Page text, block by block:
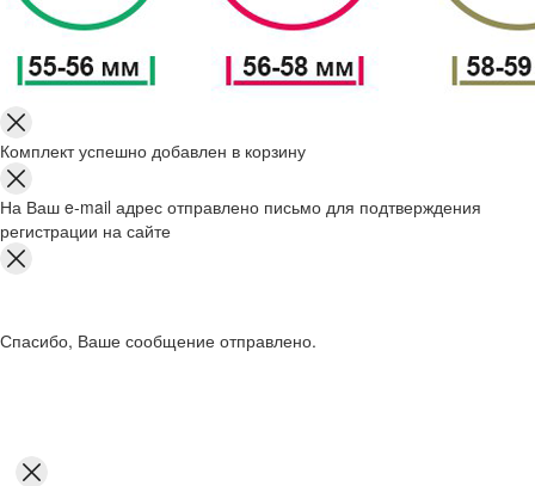
Комплект успешно добавлен в корзину
На Ваш e-mail адрес отправлено письмо для подтверждения
регистрации на сайте
Спасибо, Ваше сообщение отправлено.